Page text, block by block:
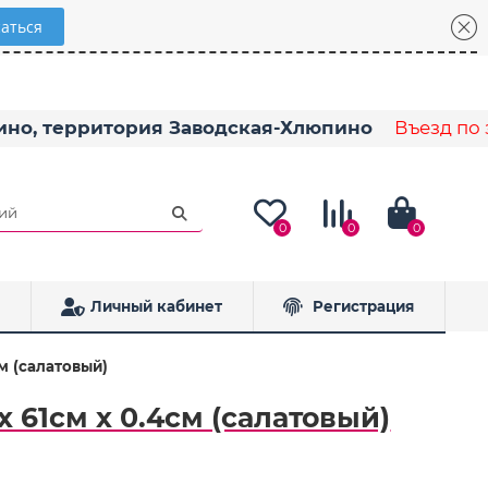
территория Заводская-Хлюпино Въезд по
0 0 0
Личный кабинет Регистрация
(салатовый)
61см x 0.4см (салатовый)